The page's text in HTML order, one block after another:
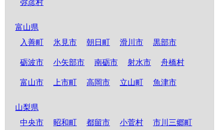
弥彦村
富山県
入善町
氷見市 朝日町 滑川市 黒部市
砺波市 小矢部市 南砺市 射水市 舟橋村
富山市 上市町 高岡市 立山町 魚津市
山梨県
中央市
昭和町 都留市 小菅村 市川三郷町